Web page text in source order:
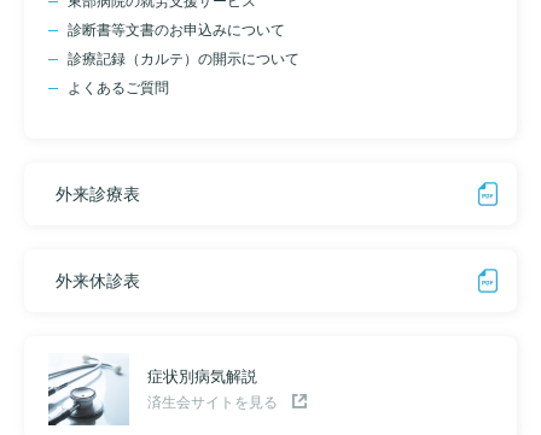
診断書等文書のお申込みについて
診療記録（カルテ）の開示について
よくあるご質問
外来診療表
外来休診表
症状別病気解説
済生会サイトを見る